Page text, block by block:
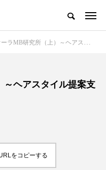
BUSINESS
研究所（上）～ヘアスタイル提案支援アプリ実用化～
ヘアスタイル提案支
をコピーする